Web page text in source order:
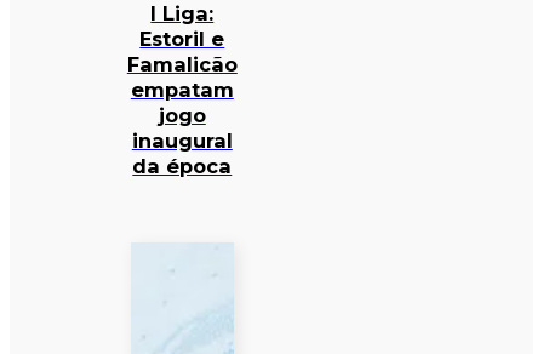
I Liga:
Estoril e
Famalicão
empatam
jogo
inaugural
da época